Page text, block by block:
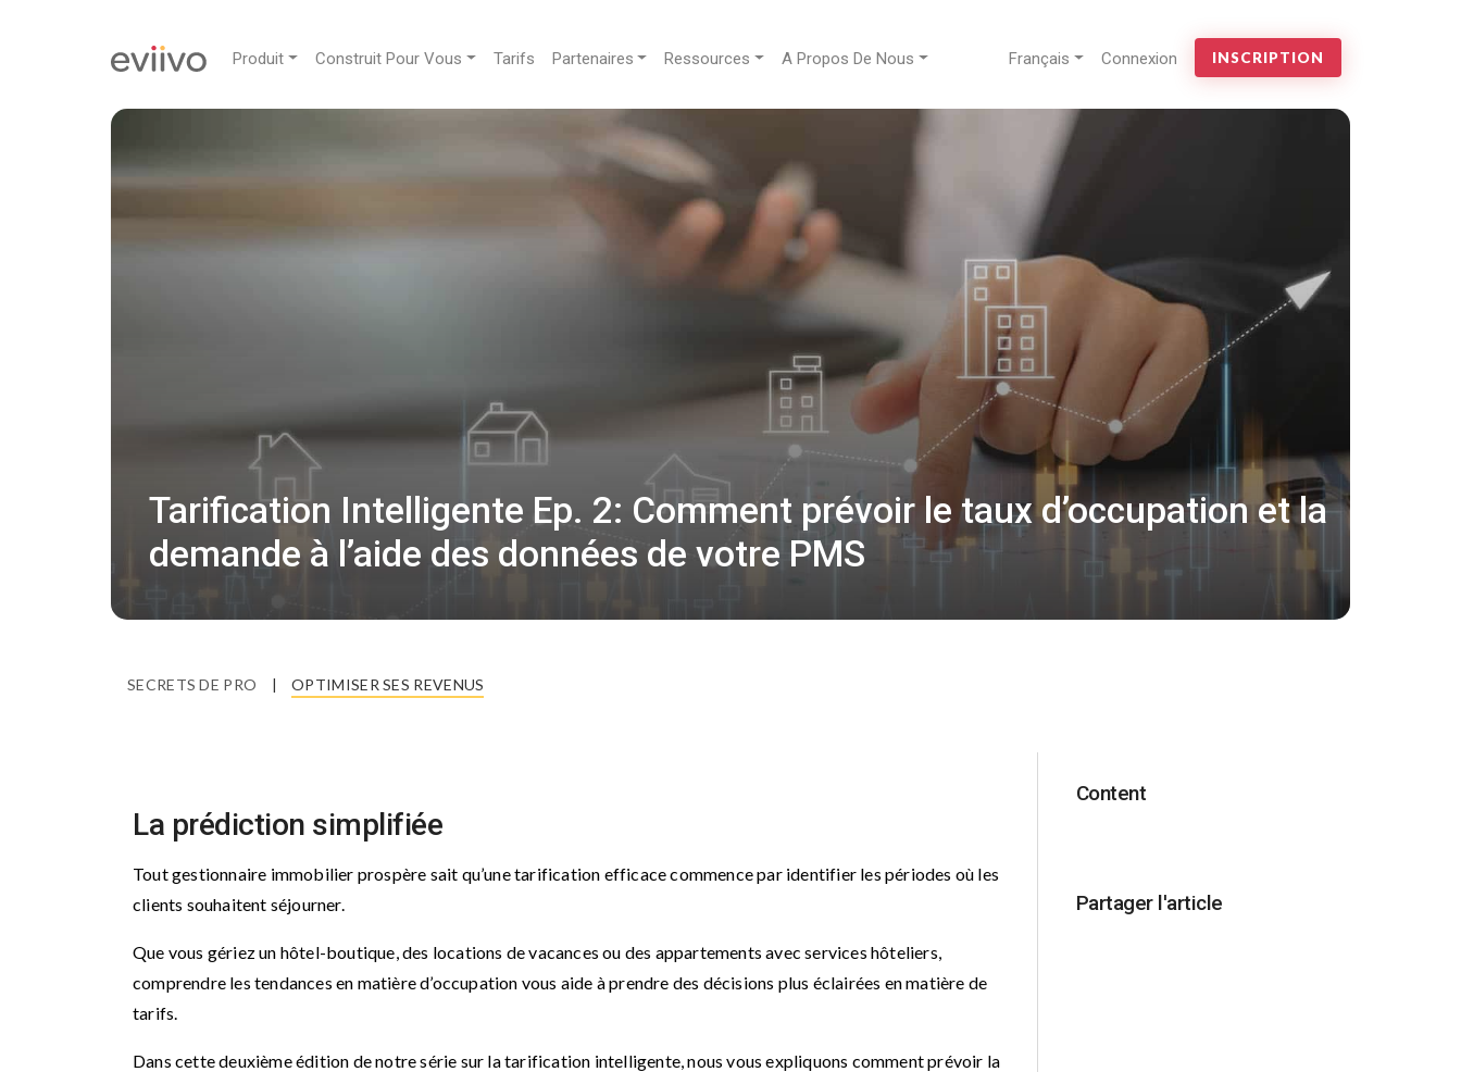
Produit Construit Pour Vous Tarifs Partenaires Ressources A Propos De Nous Français Connexion INSCRIPTION
Tarification Intelligente Ep. 2: Comment prévoir le taux d’occupation et la
demande à l’aide des données de votre PMS
SECRETS DE PRO | OPTIMISER SES REVENUS
La prédiction simplifiée
Tout gestionnaire immobilier prospère sait qu’une tarification efficace commence par identifier les périodes où les
clients souhaitent séjourner.
Que vous gériez un hôtel-boutique, des locations de vacances ou des appartements avec services hôteliers,
comprendre les tendances en matière d’occupation vous aide à prendre des décisions plus éclairées en matière de
tarifs.
Dans cette deuxième édition de notre série sur la tarification intelligente, nous vous expliquons comment prévoir la
Content
Partager l'article